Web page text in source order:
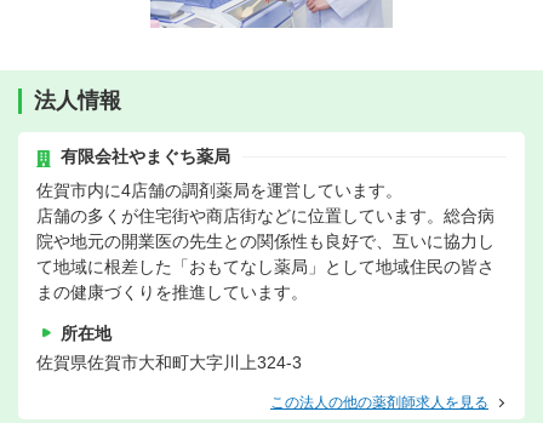
法人情報
有限会社やまぐち薬局
佐賀市内に4店舗の調剤薬局を運営しています。
店舗の多くが住宅街や商店街などに位置しています。総合病
院や地元の開業医の先生との関係性も良好で、互いに協力し
て地域に根差した「おもてなし薬局」として地域住民の皆さ
まの健康づくりを推進しています。
所在地
佐賀県佐賀市大和町大字川上324-3
この法人の他の薬剤師求人を見る